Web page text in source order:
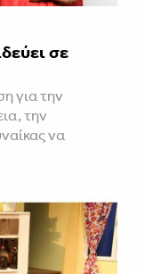
σε
για την
την
να